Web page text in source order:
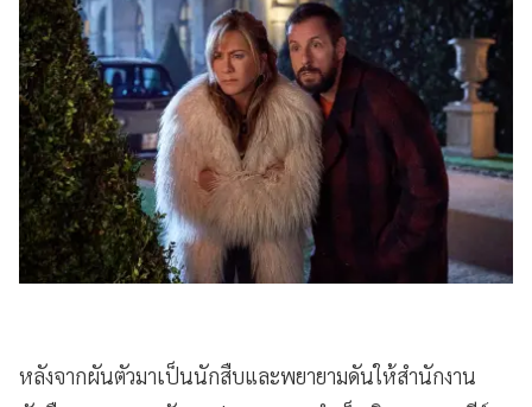
หลังจากผันตัวมาเป็นนักสืบและพยายามดันให้สำนักงาน